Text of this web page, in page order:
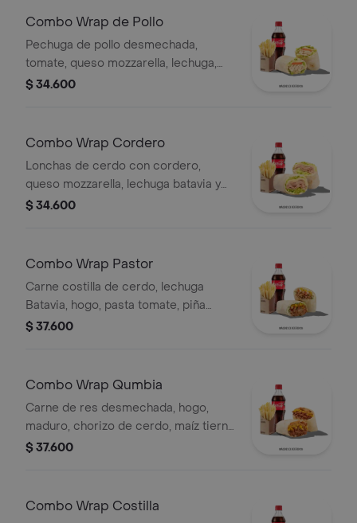
Combo Wrap de Pollo
Pechuga de pollo desmechada,
tomate, queso mozzarella, lechuga,
mayonesa, papas a la francesa y
$ 34.600
Combo Wrap Cordero
Lonchas de cerdo con cordero,
queso mozzarella, lechuga batavia y
salsa Qbano
$ 34.600
Combo Wrap Pastor
Carne costilla de cerdo, lechuga
Batavia, hogo, pasta tomate, piña
calada asada, cebolla, papas y bebida.
$ 37.600
Combo Wrap Qumbia
Carne de res desmechada, hogo,
maduro, chorizo de cerdo, maíz tierno
y salsa Qbano, papas y bebida.
$ 37.600
Combo Wrap Costilla